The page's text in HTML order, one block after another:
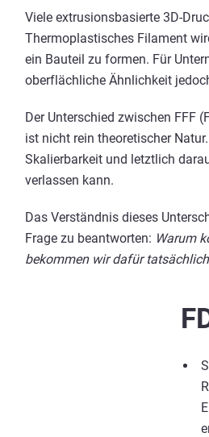
Viele extrusionsbasierte 3D-
Thermoplastisches Filament
ein Bauteil zu formen. Für
oberflächliche Ähnlichkeit
Der Unterschied zwischen FFF
ist nicht rein theoretischer
Skalierbarkeit und letztlich
verlassen kann.
Das Verständnis dieses
Frage zu beantworten: Warum
bekommen wir dafür